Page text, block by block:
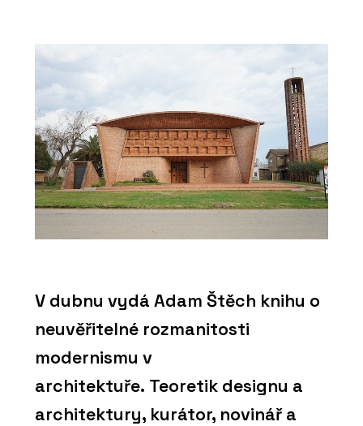
V dubnu vydá Adam Štěch knihu o
neuvěřitelné rozmanitosti
modernismu v
architektuře. Teoretik designu a
architektury, kurátor, novinář a